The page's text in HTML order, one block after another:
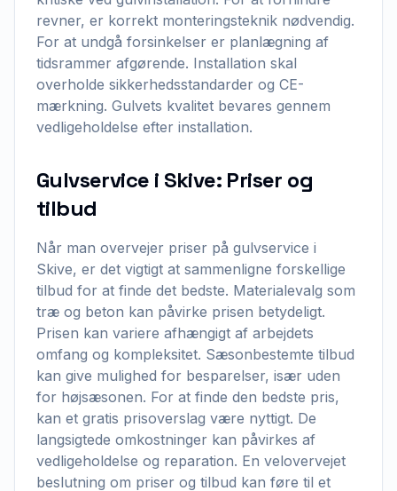
revner, er korrekt monteringsteknik nødvendig.
For at undgå forsinkelser er planlægning af
tidsrammer afgørende. Installation skal
overholde sikkerhedsstandarder og CE-
mærkning. Gulvets kvalitet bevares gennem
vedligeholdelse efter installation.
Gulvservice i Skive: Priser og
tilbud
Når man overvejer priser på gulvservice i
Skive, er det vigtigt at sammenligne forskellige
tilbud for at finde det bedste. Materialevalg som
træ og beton kan påvirke prisen betydeligt.
Prisen kan variere afhængigt af arbejdets
omfang og kompleksitet. Sæsonbestemte tilbud
kan give mulighed for besparelser, især uden
for højsæsonen. For at finde den bedste pris,
kan et gratis prisoverslag være nyttigt. De
langsigtede omkostninger kan påvirkes af
vedligeholdelse og reparation. En velovervejet
beslutning om priser og tilbud kan føre til et